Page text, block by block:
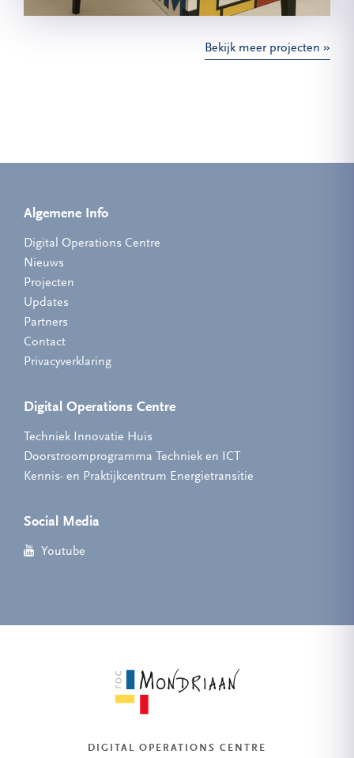
Bekijk meer projecten
Algemene Info
Digital Operations Centre
Nieuws
Projecten
Updates
Partners
Contact
Privacyverklaring
Digital Operations Centre
Techniek Innovatie Huis
Doorstroomprogramma Techniek en ICT
Kennis- en Praktijkcentrum Energietransitie
Social Media
Youtube
DIGITAL OPERATIONS CENTRE